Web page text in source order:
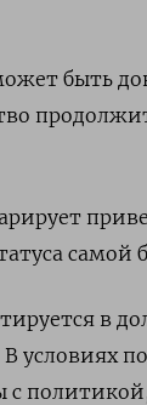
быть
в
условиях
с